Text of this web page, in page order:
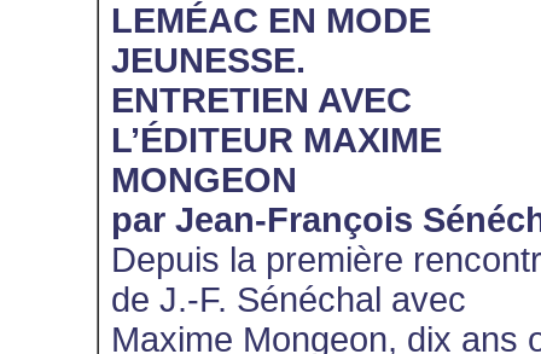
LEMÉAC EN MODE
JEUNESSE.
ENTRETIEN AVEC
L’ÉDITEUR MAXIME
MONGEON
par Jean-François
Depuis la première
de J.-F. Sénéchal avec
Maxime Mongeon, dix ans